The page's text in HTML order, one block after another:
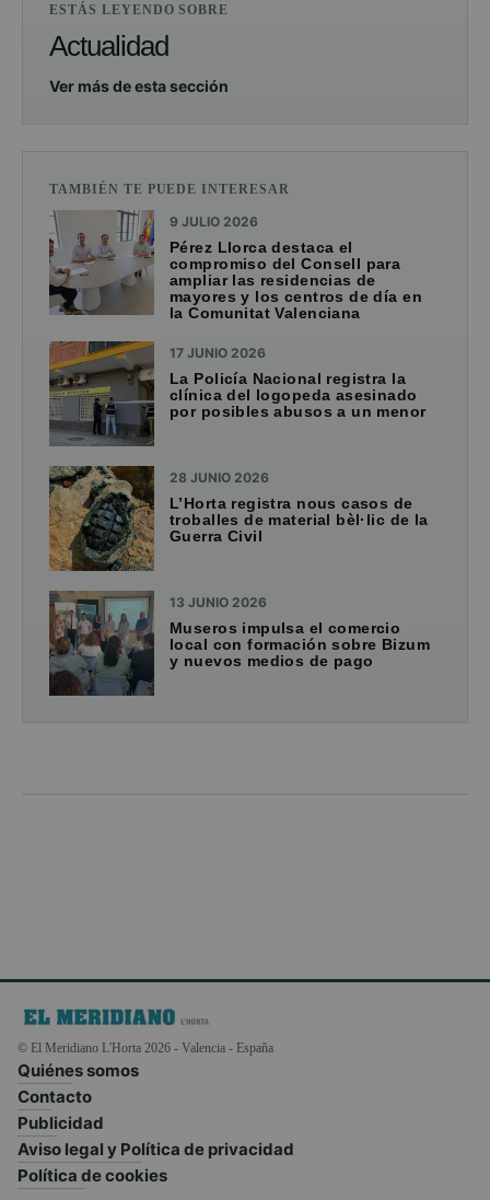
ESTÁS LEYENDO SOBRE
Actualidad
Ver más de esta sección
TAMBIÉN TE PUEDE INTERESAR
9 JULIO 2026
Pérez Llorca destaca el
compromiso del Consell para
ampliar las residencias de
mayores y los centros de día en
la Comunitat Valenciana
17 JUNIO 2026
La Policía Nacional registra la
clínica del logopeda asesinado
por posibles abusos a un menor
28 JUNIO 2026
L’Horta registra nous casos de
troballes de material bèl·lic de la
Guerra Civil
13 JUNIO 2026
Museros impulsa el comercio
local con formación sobre Bizum
y nuevos medios de pago
© El Meridiano L'Horta 2026 - Valencia - España
Quiénes somos
Contacto
Publicidad
Aviso legal y Política de privacidad
Política de cookies